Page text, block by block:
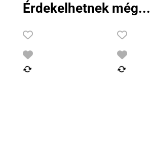
Érdekelhetnek még...